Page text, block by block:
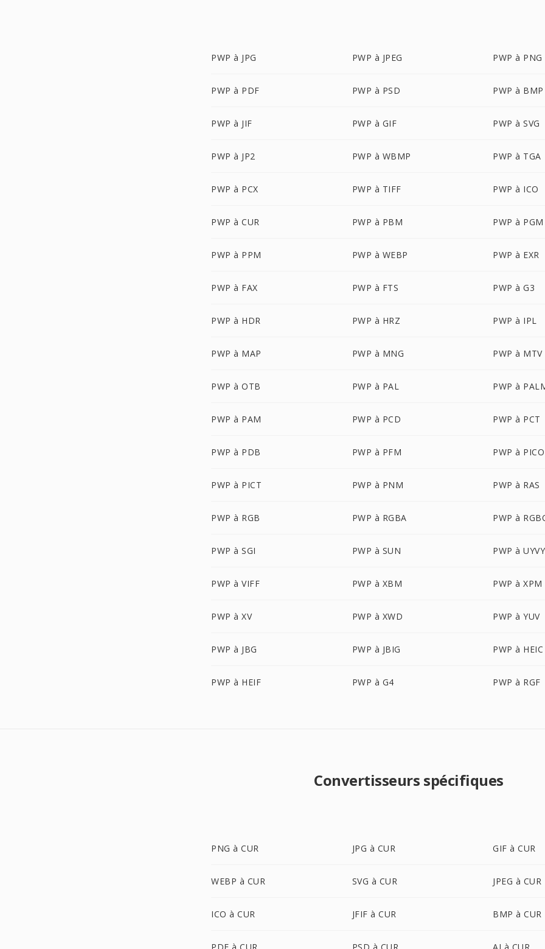
PWP à JPG PWP à JPEG PWP à PNG
PWP à PDF PWP à PSD PWP à BMP
PWP à JIF PWP à GIF PWP à SVG
PWP à JP2 PWP à WBMP PWP à TGA
PWP à PCX PWP à TIFF PWP à ICO
PWP à CUR PWP à PBM PWP à PGM
PWP à PPM PWP à WEBP PWP à EXR
PWP à FAX PWP à FTS PWP à G3
PWP à HDR PWP à HRZ PWP à IPL
PWP à MAP PWP à MNG PWP à MTV
PWP à OTB PWP à PAL PWP à
PWP à PAM PWP à PCD PWP à PCT
PWP à PDB PWP à PFM PWP à
PWP à PICT PWP à PNM PWP à RAS
PWP à RGB PWP à RGBA PWP à
PWP à SGI PWP à SUN PWP à UYVY
PWP à VIFF PWP à XBM PWP à XPM
PWP à XV PWP à XWD PWP à YUV
PWP à JBG PWP à JBIG PWP à HEIC
PWP à HEIF PWP à G4 PWP à RGF
Convertisseurs spécifiques
PNG à CUR JPG à CUR GIF à CUR
WEBP à CUR SVG à CUR JPEG à CUR
ICO à CUR JFIF à CUR BMP à CUR